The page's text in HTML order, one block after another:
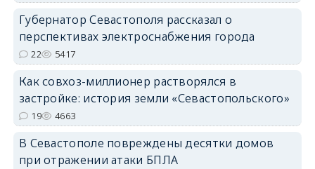
Губернатор Севастополя рассказал о
перспективах электроснабжения города
22 5417
Как совхоз-миллионер растворялся в
застройке: история земли «Севастопольского»
19 4663
В Севастополе повреждены десятки домов
при отражении атаки БПЛА